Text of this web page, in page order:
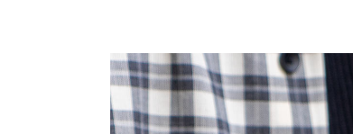
ブラン